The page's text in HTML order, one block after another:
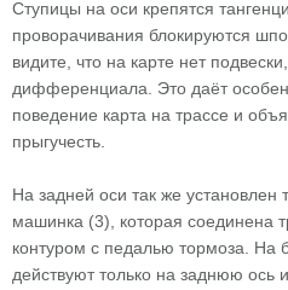
Ступицы на оси крепятся
проворачивания блокируются
видите, что на карте нет
дифференциала. Это даёт
поведение карта на трассе и
прыгучесть.
На задней оси так же установлен
машинка (3), которая соединена
контуром с педалью тормоза. На
действуют только на заднюю ось